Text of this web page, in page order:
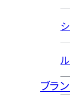
ブラ